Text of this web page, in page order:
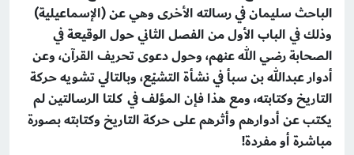
الباحث سليمان في رسالته الأخرى وهي عن (الإسماعيلية)
وذلك في الباب الأول من الفصل الثاني حول الوقيعة في
الصحابة رضي الله عنهم، وحول دعوى تحريف القرآن، وعن
أدوار عبدالله بن سبأ في نشأة التشيْع، وبالتالي تشويه حركة
التاريخ وكتابته، ومع هذا فإن المؤلف في كلتا الرسالتين لم
يكتب عن أدوارهم وأثرهم على حركة التاريخ وكتابته بصورة
مباشرة أو مفردة!